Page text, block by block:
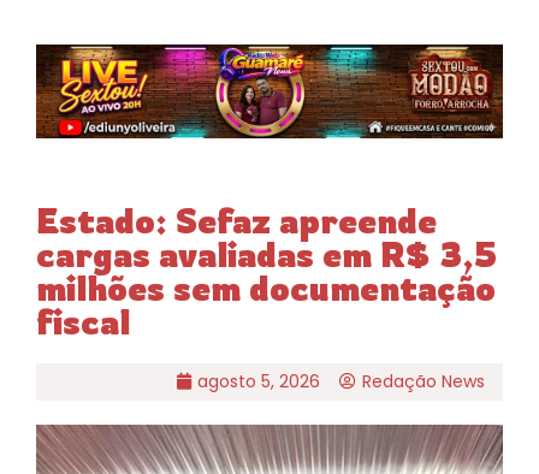
Estado: Sefaz apreende
cargas avaliadas em R$ 3,5
milhões sem documentação
fiscal
agosto 5, 2026 Redação News